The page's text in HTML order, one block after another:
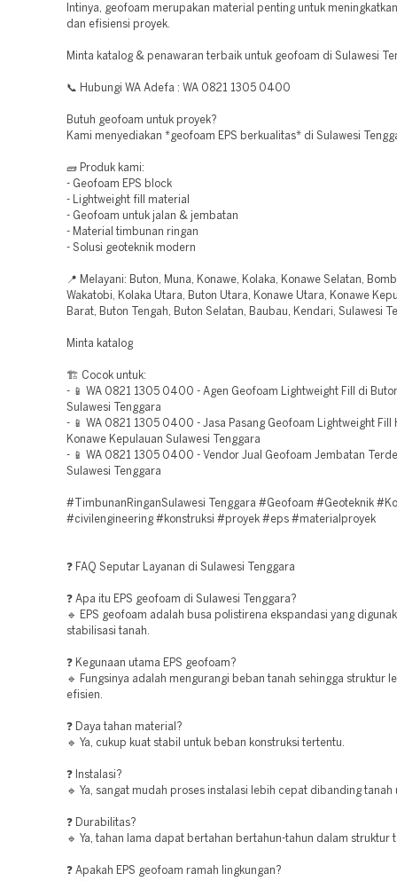
Intinya, geofoam merupakan material penting untuk
dan efisiensi proyek.
Minta katalog & penawaran terbaik untuk geofoam di Sulawesi
📞 Hubungi WA Adefa : WA 0821 1305 0400
Butuh geofoam untuk proyek?
Kami menyediakan *geofoam EPS berkualitas* di Sulawesi
🧱 Produk kami:
- Geofoam EPS block
- Lightweight fill material
- Geofoam untuk jalan & jembatan
- Material timbunan ringan
- Solusi geoteknik modern
📍 Melayani: Buton, Muna, Konawe, Kolaka, Konawe Selatan,
Wakatobi, Kolaka Utara, Buton Utara, Konawe Utara, Konawe
Barat, Buton Tengah, Buton Selatan, Baubau, Kendari, Sulawesi
Minta katalog
🏗️ Cocok untuk:
- 📱 WA 0821 1305 0400 - Agen Geofoam Lightweight Fill di
Sulawesi Tenggara
- 📱 WA 0821 1305 0400 - Jasa Pasang Geofoam Lightweight Fill
Konawe Kepulauan Sulawesi Tenggara
- 📱 WA 0821 1305 0400 - Vendor Jual Geofoam Jembatan
Sulawesi Tenggara
#TimbunanRinganSulawesi Tenggara #Geofoam #Geoteknik
#civilengineering #konstruksi #proyek #eps #materialproyek
❓ FAQ Seputar Layanan di Sulawesi Tenggara
❓ Apa itu EPS geofoam di Sulawesi Tenggara?
🔹 EPS geofoam adalah busa polistirena ekspandasi yang
stabilisasi tanah.
❓ Kegunaan utama EPS geofoam?
🔹 Fungsinya adalah mengurangi beban tanah sehingga struktur
efisien.
❓ Daya tahan material?
🔹 Ya, cukup kuat stabil untuk beban konstruksi tertentu.
❓ Instalasi?
🔹 Ya, sangat mudah proses instalasi lebih cepat dibanding tanah
❓ Durabilitas?
🔹 Ya, tahan lama dapat bertahan bertahun-tahun dalam struktur
❓ Apakah EPS geofoam ramah lingkungan?